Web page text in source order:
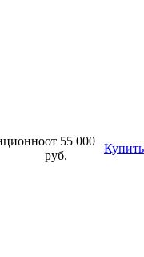
от 55 000
руб.
Купить